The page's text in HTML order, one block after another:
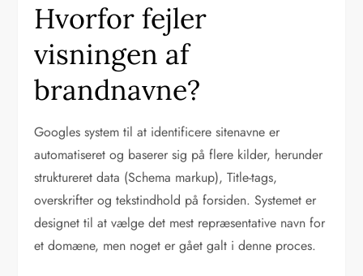
Hvorfor fejler
visningen af
brandnavne?
Googles system til at identificere sitenavne er
automatiseret og baserer sig på flere kilder, herunder
struktureret data (Schema markup), Title-tags,
overskrifter og tekstindhold på forsiden. Systemet er
designet til at vælge det mest repræsentative navn for
et domæne, men noget er gået galt i denne proces.